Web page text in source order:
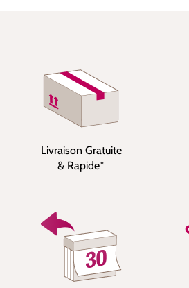
Livraison Gratuite
& Rapide*